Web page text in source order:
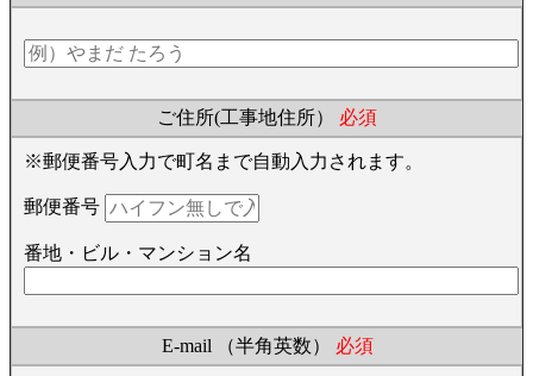
ご住所(工事地住所） 必須
※郵便番号入力で町名まで自動入力されます。
郵便番号
番地・ビル・マンション名
E-mail （半角英数） 必須